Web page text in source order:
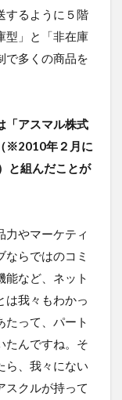
するように５階
型」と「非在庫
で多くの商品を
アスマル株式
※2010年２月に
と組んだことが
力やマーケティ
らではのコミ
能など、ネット
は我々もわかっ
たって、パート
たんですね。そ
ら、我々にない
スクルが持って